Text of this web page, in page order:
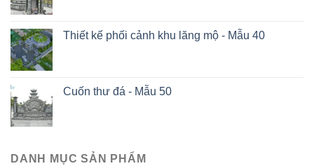
Thiết kế phối cảnh khu lăng mộ - Mẫu 40
Cuốn thư đá - Mẫu 50
DANH MỤC SẢN PHẨM